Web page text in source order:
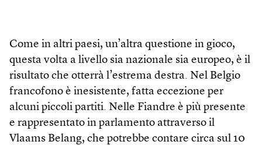
Come in altri paesi, un’altra questione in gioco,
questa volta a livello sia nazionale sia europeo, è il
risultato che otterrà l’estrema destra. Nel Belgio
francofono è inesistente, fatta eccezione per
alcuni piccoli partiti. Nelle Fiandre è più presente
e rappresentato in parlamento attraverso il
Vlaams Belang, che potrebbe contare circa sul 10